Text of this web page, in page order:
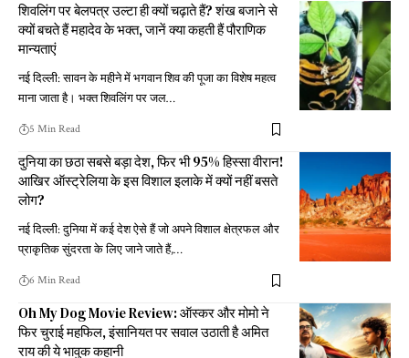
शिवलिंग पर बेलपत्र उल्टा ही क्यों चढ़ाते हैं? शंख बजाने से
क्यों बचते हैं महादेव के भक्त, जानें क्या कहती हैं पौराणिक
मान्यताएं
नई दिल्ली: सावन के महीने में भगवान शिव की पूजा का विशेष महत्व
माना जाता है। भक्त शिवलिंग पर जल…
5 Min Read
दुनिया का छठा सबसे बड़ा देश, फिर भी 95% हिस्सा वीरान!
आखिर ऑस्ट्रेलिया के इस विशाल इलाके में क्यों नहीं बसते
लोग?
नई दिल्ली: दुनिया में कई देश ऐसे हैं जो अपने विशाल क्षेत्रफल और
प्राकृतिक सुंदरता के लिए जाने जाते हैं,…
6 Min Read
Oh My Dog Movie Review: ऑस्कर और मोमो ने
फिर चुराई महफिल, इंसानियत पर सवाल उठाती है अमित
राय की ये भावुक कहानी